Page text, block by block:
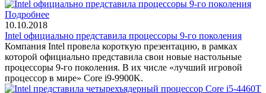
Подробнее
10.10.2018
Intel официально представила процессоры 9-го поколения
Компания Intel провела короткую презентацию, в рамках
которой официально представила свои новые настольные
процессоры 9-го поколения. В их числе «лучший игровой
процессор в мире» Core i9-9900K.